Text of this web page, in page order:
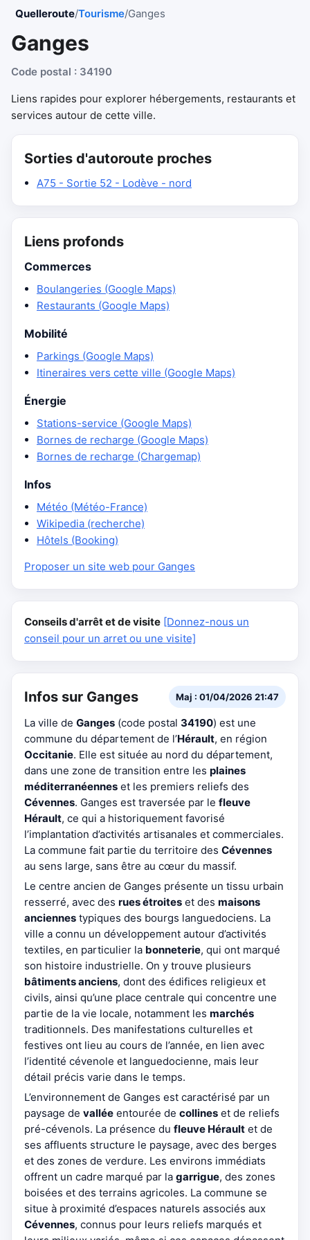
Quelleroute/Tourisme/Ganges
Ganges
Code postal : 34190
Liens rapides pour explorer hébergements, restaurants et
services autour de cette ville.
Sorties d'autoroute proches
A75 - Sortie 52 - Lodève - nord
Liens profonds
Commerces
Boulangeries (Google Maps)
Restaurants (Google Maps)
Mobilité
Parkings (Google Maps)
Itineraires vers cette ville (Google Maps)
Énergie
Stations-service (Google Maps)
Bornes de recharge (Google Maps)
Bornes de recharge (Chargemap)
Infos
Météo (Météo-France)
Wikipedia (recherche)
Hôtels (Booking)
Proposer un site web pour Ganges
Conseils d'arrêt et de visite [Donnez-nous un
conseil pour un arret ou une visite]
Infos sur Ganges Maj : 01/04/2026 21:47
La ville de Ganges (code postal 34190) est une
commune du département de l’Hérault, en région
Occitanie. Elle est située au nord du département,
dans une zone de transition entre les plaines
méditerranéennes et les premiers reliefs des
Cévennes. Ganges est traversée par le fleuve
Hérault, ce qui a historiquement favorisé
l’implantation d’activités artisanales et commerciales.
La commune fait partie du territoire des Cévennes
au sens large, sans être au cœur du massif.
Le centre ancien de Ganges présente un tissu urbain
resserré, avec des rues étroites et des maisons
anciennes typiques des bourgs languedociens. La
ville a connu un développement autour d’activités
textiles, en particulier la bonneterie, qui ont marqué
son histoire industrielle. On y trouve plusieurs
bâtiments anciens, dont des édifices religieux et
civils, ainsi qu’une place centrale qui concentre une
partie de la vie locale, notamment les marchés
traditionnels. Des manifestations culturelles et
festives ont lieu au cours de l’année, en lien avec
l’identité cévenole et languedocienne, mais leur
détail précis varie dans le temps.
L’environnement de Ganges est caractérisé par un
paysage de vallée entourée de collines et de reliefs
pré-cévenols. La présence du fleuve Hérault et de
ses affluents structure le paysage, avec des berges
et des zones de verdure. Les environs immédiats
offrent un cadre marqué par la garrigue, des zones
boisées et des terrains agricoles. La commune se
situe à proximité d’espaces naturels associés aux
Cévennes, connus pour leurs reliefs marqués et